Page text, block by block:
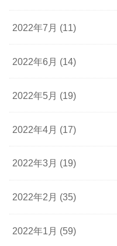
2022年7月 (11)
2022年6月 (14)
2022年5月 (19)
2022年4月 (17)
2022年3月 (19)
2022年2月 (35)
2022年1月 (59)